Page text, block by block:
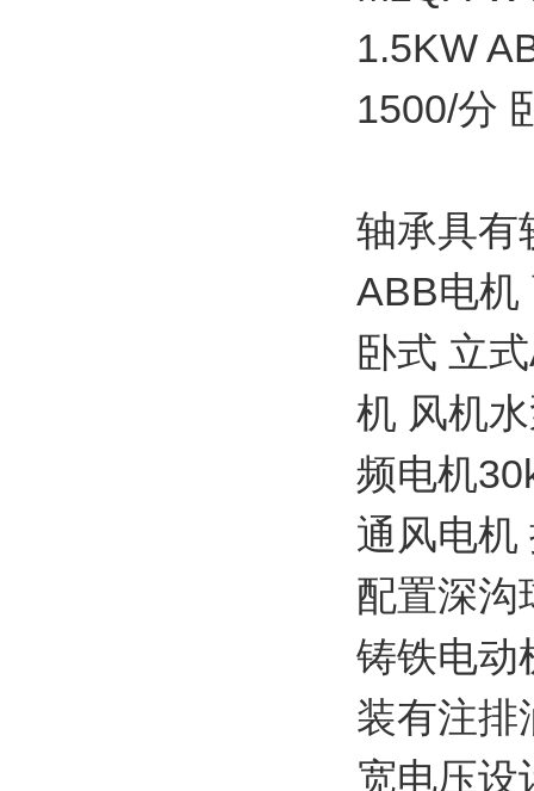
1.5KW
1500/分
轴承具
ABB电机
卧式 立
机 风机
频电机
通风电机
配置深沟
铸铁电动
装有注排
宽电压设